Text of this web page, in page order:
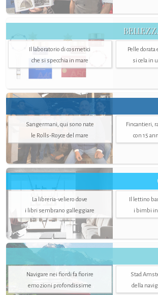
Il laboratorio di cosmetici
che si specchia in mare
Pelle
si cela in
Sangermani, qui sono nate
le Rolls-Royce del mare
Fincantieri,
con 15
La libreria-veliero dove
i libri sembrano galleggiare
Il lettino
i bimbi
Navigare nei fiordi fa fiorire
emozioni profondissime
Stad
della